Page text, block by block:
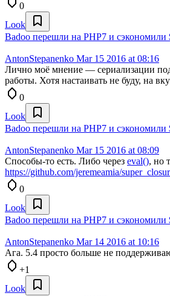
0
Look
Badoo перешли на PHP7 и сэкономили
AntonStepanenko Mar 15 2016 at 08:16
Лично моё мнение — сериализации
работы. Хотя настаивать не буду, на
0
Look
Badoo перешли на PHP7 и сэкономили
AntonStepanenko Mar 15 2016 at 08:09
Способы-то есть. Либо через eval(), но
https://github.com/jeremeamia/
0
Look
Badoo перешли на PHP7 и сэкономили
AntonStepanenko Mar 14 2016 at 10:16
Ага. 5.4 просто больше не
+1
Look